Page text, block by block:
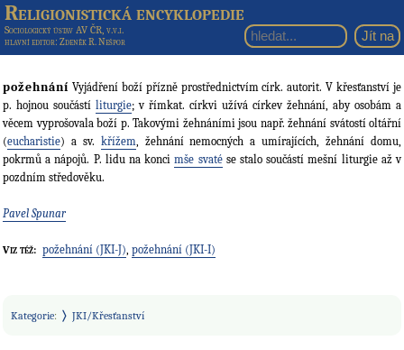
Religionistická encyklopedie
Sociologický ústav AV ČR, v.v.i.
hlavní editor: Zdeněk R. Nešpor
požehnání Vyjádření boží přízně prostřednictvím círk. autorit. V křesťanství je
p. hojnou součástí liturgie; v římkat. církvi užívá církev žehnání, aby osobám a
věcem vyprošovala boží p. Takovými žehnáními jsou např. žehnání svátostí oltářní
(eucharistie) a sv. křížem, žehnání nemocných a umírajících, žehnání domu,
pokrmů a nápojů. P. lidu na koncimše svatése stalo součástí mešní liturgie až v
pozdním středověku.
Pavel Spunar
Viz též: požehnání (JKI-J), požehnání (JKI-I)
Kategorie: JKI/Křesťanství